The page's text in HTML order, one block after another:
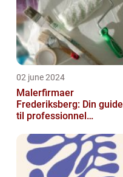
02 june 2024
Malerfirmaer
Frederiksberg: Din guide
til professionnel